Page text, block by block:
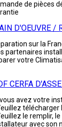
de pièces
D'OEUVRE /
sur la
partenaires
votre
CERFA
avez votre
télécharger
le remplir,
avec son